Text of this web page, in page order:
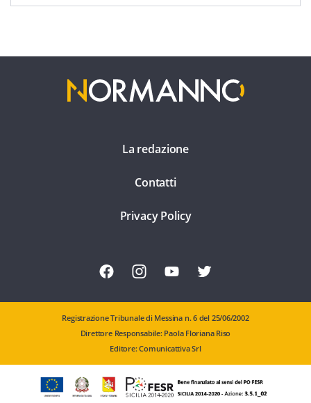
La redazione
Contatti
Privacy Policy
Registrazione Tribunale di Messina n. 6 del 25/06/2002
Direttore Responsabile: Paola Floriana Riso
Editore: Comunicattiva Srl